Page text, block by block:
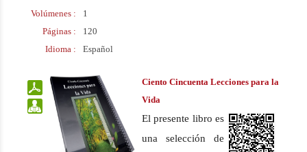
surgimiento del
Islam.
Volúmenes :
1
Páginas :
120
Idioma :
Español
Ciento Cincuenta Lecciones para la
Vida
El presente libro es
una selección de